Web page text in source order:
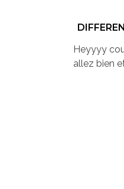
Heyyyy
allez bien